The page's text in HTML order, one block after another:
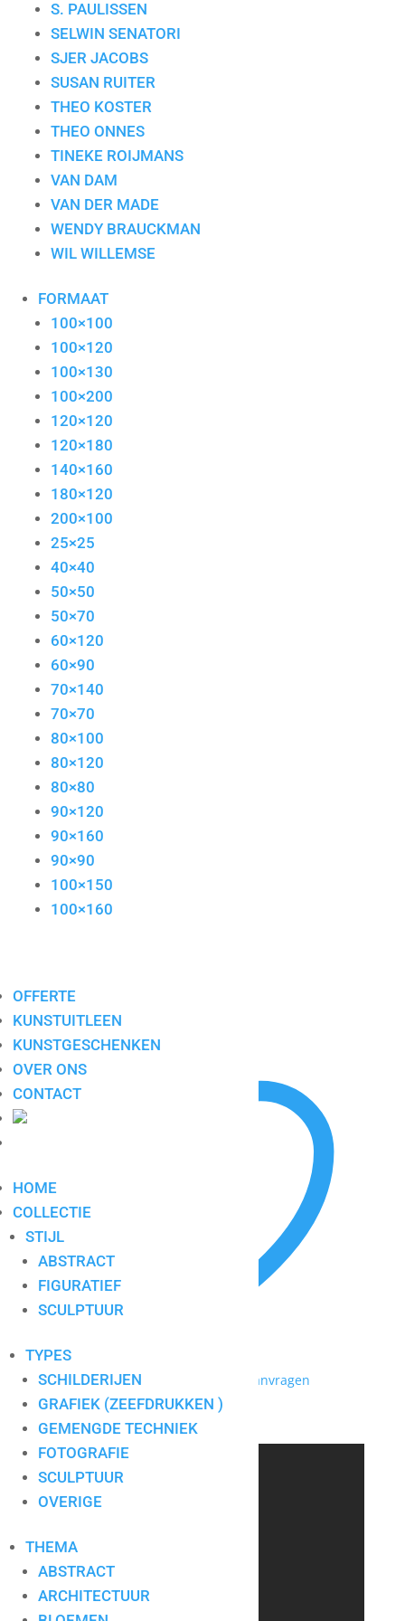
S. PAULISSEN
SELWIN SENATORI
SJER JACOBS
SUSAN RUITER
THEO KOSTER
THEO ONNES
TINEKE ROIJMANS
VAN DAM
VAN DER MADE
WENDY BRAUCKMAN
WIL WILLEMSE
FORMAAT
100×100
100×120
100×130
100×200
120×120
120×180
140×160
180×120
200×100
25×25
40×40
50×50
50×70
60×120
60×90
70×140
70×70
80×100
80×120
80×80
90×120
90×160
90×90
100×150
100×160
OFFERTE
KUNSTUITLEEN
KUNSTGESCHENKEN
OVER ONS
CONTACT
HOME
COLLECTIE
STIJL
ABSTRACT
FIGURATIEF
SCULPTUUR
TYPES
SCHILDERIJEN
GRAFIEK (ZEEFDRUKKEN )
GEMENGDE TECHNIEK
FOTOGRAFIE
SCULPTUUR
OVERIGE
THEMA
ABSTRACT
ARCHITECTUUR
Enig resultaat
Toevoegen aan mijn lijst / Offerte aanvragen
Happy
CONTACT
Art for Company
Tel.:+31-(0)13-5454656
Mobiel:+31-(0)6-24640033
E-mail:info@artforcompany.nl